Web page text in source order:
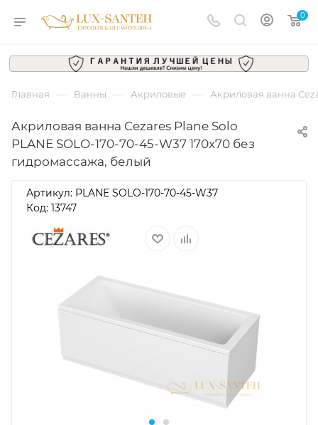
0
Главная — Ванны — Акриловые — Акриловая ванна
Акриловая ванна Cezares Plane Solo
PLANE SOLO-170-70-45-W37 170x70 без
гидромассажа, белый
Артикул: PLANE SOLO-170-70-45-W37
Код: 13747